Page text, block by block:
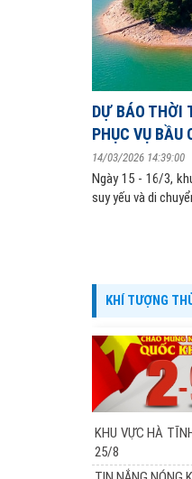
DỰ BÁO THỜI
PHỤC VỤ BẦU
14/03/2026 14:39:00
Ngày 15 - 16/3,
suy yếu và di
KHÍ TƯỢNG
KHU VỰC HÀ
25/8